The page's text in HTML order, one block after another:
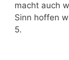
macht auch
Sinn hoffen
5.